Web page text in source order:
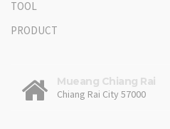
TOOL
PRODUCT
Mueang Chiang Rai
Chiang Rai City 57000